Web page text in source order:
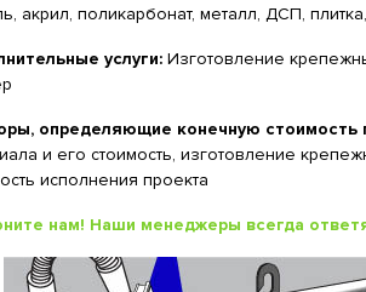
акрил, поликарбонат, металл, ДСП,
услуги: Изготовление
определяющие конечную стоимость
и его стоимость, изготовление
исполнения проекта
нам! Наши менеджеры всегда